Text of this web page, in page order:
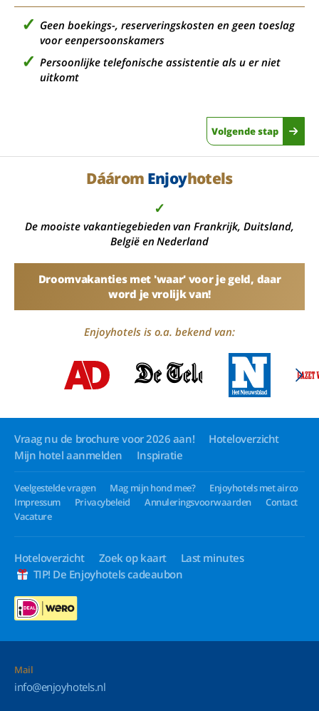
Geen boekings-, reserveringskosten en geen toeslag
voor eenpersoonskamers
Persoonlijke telefonische assistentie als u er niet
uitkomt
Volgende stap
Dáárom Enjoyhotels
✓
De mooiste vakantiegebieden van Frankrijk, Duitsland,
België en Nederland
Droomvakanties met 'waar' voor je geld, daar
word je vrolijk van!
Enjoyhotels is o.a. bekend van:
Vraag nu de brochure voor 2026 aan!
Hoteloverzicht
Mijn hotel aanmelden
Inspiratie
Veelgestelde vragen Mag mijn hond mee?
Enjoyhotels met airco
Impressum
Privacybeleid Annuleringsvoorwaarden
Contact
Vacature
Hoteloverzicht Zoek op kaart
Last minutes
TIP! De Enjoyhotels cadeaubon
Mail
info@enjoyhotels.nl